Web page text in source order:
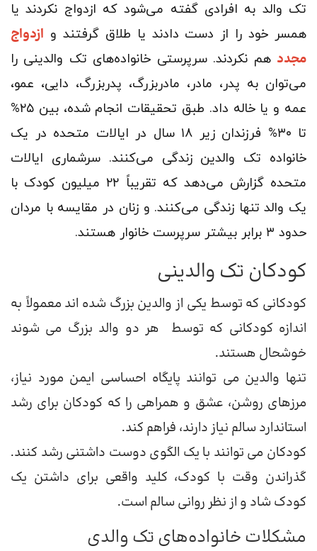
تک والد به افرادی گفته می‌شود که ازدواج نکردند یا
همسر خود را از دست دادند یا طلاق گرفتند و ازدواج
مجدد هم نکردند. سرپرستی خانواده‌های تک والدینی را
می‌توان به پدر، مادر، مادربزرگ، پدربزرگ، دایی، عمو،
عمه و یا خاله داد. طبق تحقیقات انجام شده، بین ۲۵%
تا ۳۰% فرزندان زیر ۱۸ سال در ایالات متحده در یک
خانواده تک والدین زندگی می‌کنند. سرشماری ایالات
متحده گزارش می‌دهد که تقریباً ۲۲ میلیون کودک با
یک والد تنها زندگی می‌کنند. و زنان در مقایسه با مردان
حدود ۳ برابر بیشتر سرپرست خانوار هستند.
کودکان تک والدینی
کودکانی که توسط یکی از والدین بزرگ شده اند معمولاً به
اندازه کودکانی که توسط هر دو والد بزرگ می شوند
خوشحال هستند.
تنها والدین می توانند پایگاه احساسی ایمن مورد نیاز،
مرزهای روشن، عشق و همراهی را که کودکان برای رشد
استاندارد سالم نیاز دارند، فراهم کند.
کودکان می توانند با یک الگوی دوست داشتنی رشد کنند.
گذراندن وقت با کودک، کلید واقعی برای داشتن یک
کودک شاد و از نظر روانی سالم است.
مشکلات خانواده‌های تک والدی